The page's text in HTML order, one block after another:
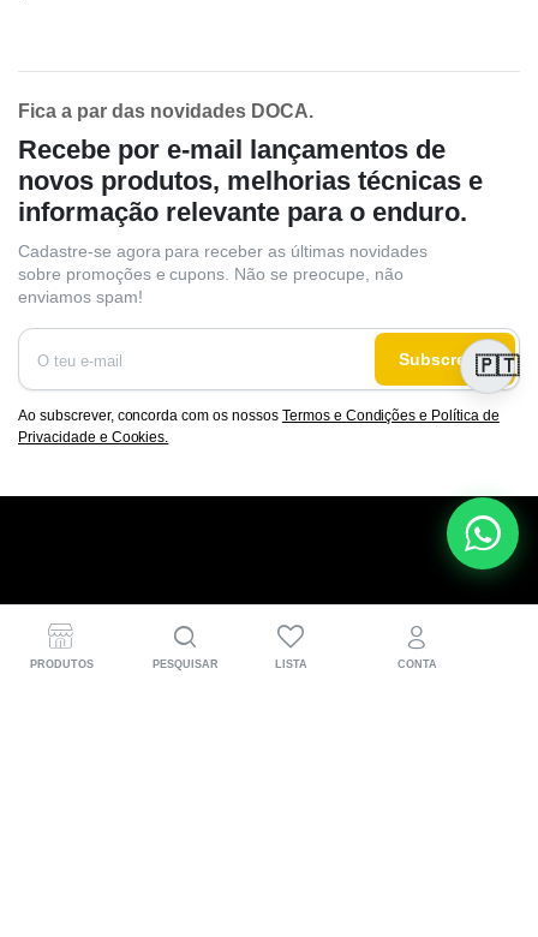
Fica a par das novidades DOCA.
Recebe por e-mail lançamentos de
novos produtos, melhorias técnicas e
informação relevante para o enduro.
Cadastre-se agora para receber as últimas novidades
sobre promoções e cupons. Não se preocupe, não
enviamos spam!
Subscrever
Ao subscrever, concorda com os nossos Termos e Condições e Política de
Privacidade e Cookies.
para quem vive a moto a sério. Desenvolvemos peças
CNC em Portugal, pensadas para mais performance,
PRODUTOS PESQUISAR LISTA CONTA
🇵🇹